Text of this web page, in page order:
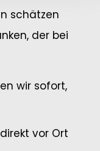
schätzen
der bei
wir sofort,
vor Ort